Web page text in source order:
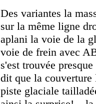
Des variantes la
sur la même ligne
aplani la voie de la
voie de frein avec
s'est trouvée
dit que la
piste glaciale